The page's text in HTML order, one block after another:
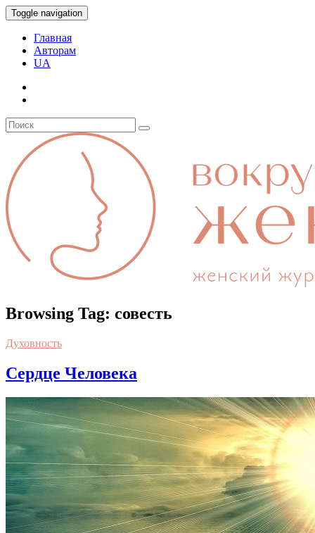
Toggle navigation
Главная
Авторам
UA
Browsing Tag: совесть
Духовность
Сердце Человека